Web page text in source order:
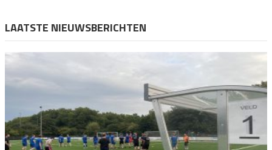
LAATSTE NIEUWSBERICHTEN